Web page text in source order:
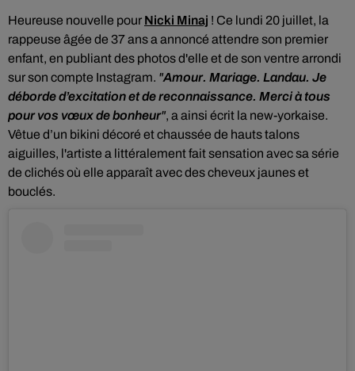
Heureuse nouvelle pour Nicki Minaj ! Ce lundi 20 juillet, la
rappeuse âgée de 37 ans a annoncé attendre son premier
enfant, en publiant des photos d'elle et de son ventre arrondi
sur son compte Instagram. "Amour. Mariage. Landau. Je
déborde d’excitation et de reconnaissance. Merci à tous
pour vos vœux de bonheur", a ainsi écrit la new-yorkaise.
Vêtue d’un bikini décoré et chaussée de hauts talons
aiguilles, l'artiste a littéralement fait sensation avec sa série
de clichés où elle apparaît avec des cheveux jaunes et
bouclés.